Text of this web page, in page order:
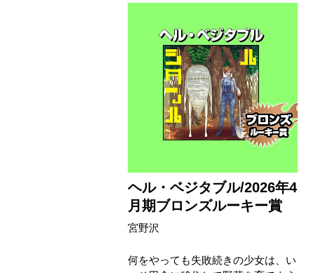
ヘル・ベジタブル/2026年4
月期ブロンズルーキー賞
宮野沢
何をやっても失敗続きの少女は、い